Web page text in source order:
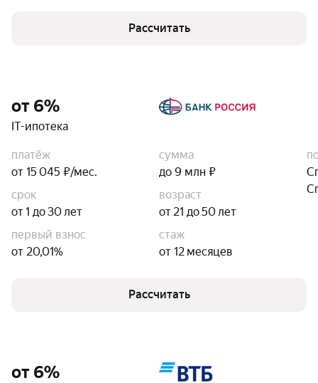
Рассчитать
от 6%
IT-ипотека
платёж
от 15 045 ₽/мес.
сумма
до 9 млн ₽
срок
от 1 до 30 лет
возраст
от 21 до 50 лет
первый взнос
от 20,01%
стаж
от 12 месяцев
Рассчитать
от 6%